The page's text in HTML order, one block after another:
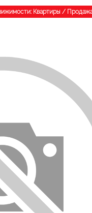
Квартиры /